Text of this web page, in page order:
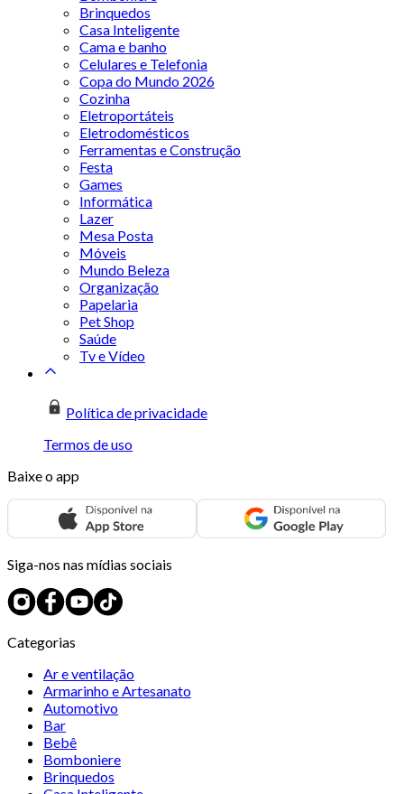
Brinquedos
Casa Inteligente
Cama e banho
Celulares e Telefonia
Copa do Mundo 2026
Cozinha
Eletroportáteis
Eletrodomésticos
Ferramentas e Construção
Festa
Games
Informática
Lazer
Mesa Posta
Móveis
Mundo Beleza
Organização
Papelaria
Pet Shop
Saúde
Tv e Vídeo
Política de privacidade
Termos de uso
Baixe o app
Siga-nos nas mídias sociais
Categorias
Ar e ventilação
Armarinho e Artesanato
Automotivo
Bar
Bebê
Bomboniere
Brinquedos